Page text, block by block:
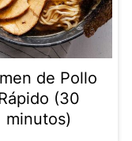
de Pollo
(30
minutos)